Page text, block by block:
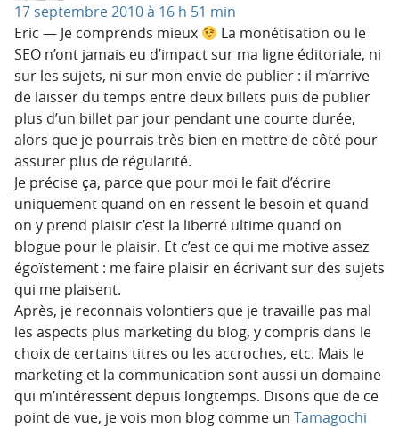
17 septembre 2010 à 16 h 51 min
Eric — Je comprends mieux
La monétisation ou le
SEO n’ont jamais eu d’impact sur ma ligne éditoriale, ni
sur les sujets, ni sur mon envie de publier : il m’arrive
de laisser du temps entre deux billets puis de publier
plus d’un billet par jour pendant une courte durée,
alors que je pourrais très bien en mettre de côté pour
assurer plus de régularité.
Je précise ça, parce que pour moi le fait d’écrire
uniquement quand on en ressent le besoin et quand
on y prend plaisir c’est la liberté ultime quand on
blogue pour le plaisir. Et c’est ce qui me motive assez
égoïstement : me faire plaisir en écrivant sur des sujets
qui me plaisent.
Après, je reconnais volontiers que je travaille pas mal
les aspects plus marketing du blog, y compris dans le
choix de certains titres ou les accroches, etc. Mais le
marketing et la communication sont aussi un domaine
qui m’intéressent depuis longtemps. Disons que de ce
point de vue, je vois mon blog comme un Tamagochi